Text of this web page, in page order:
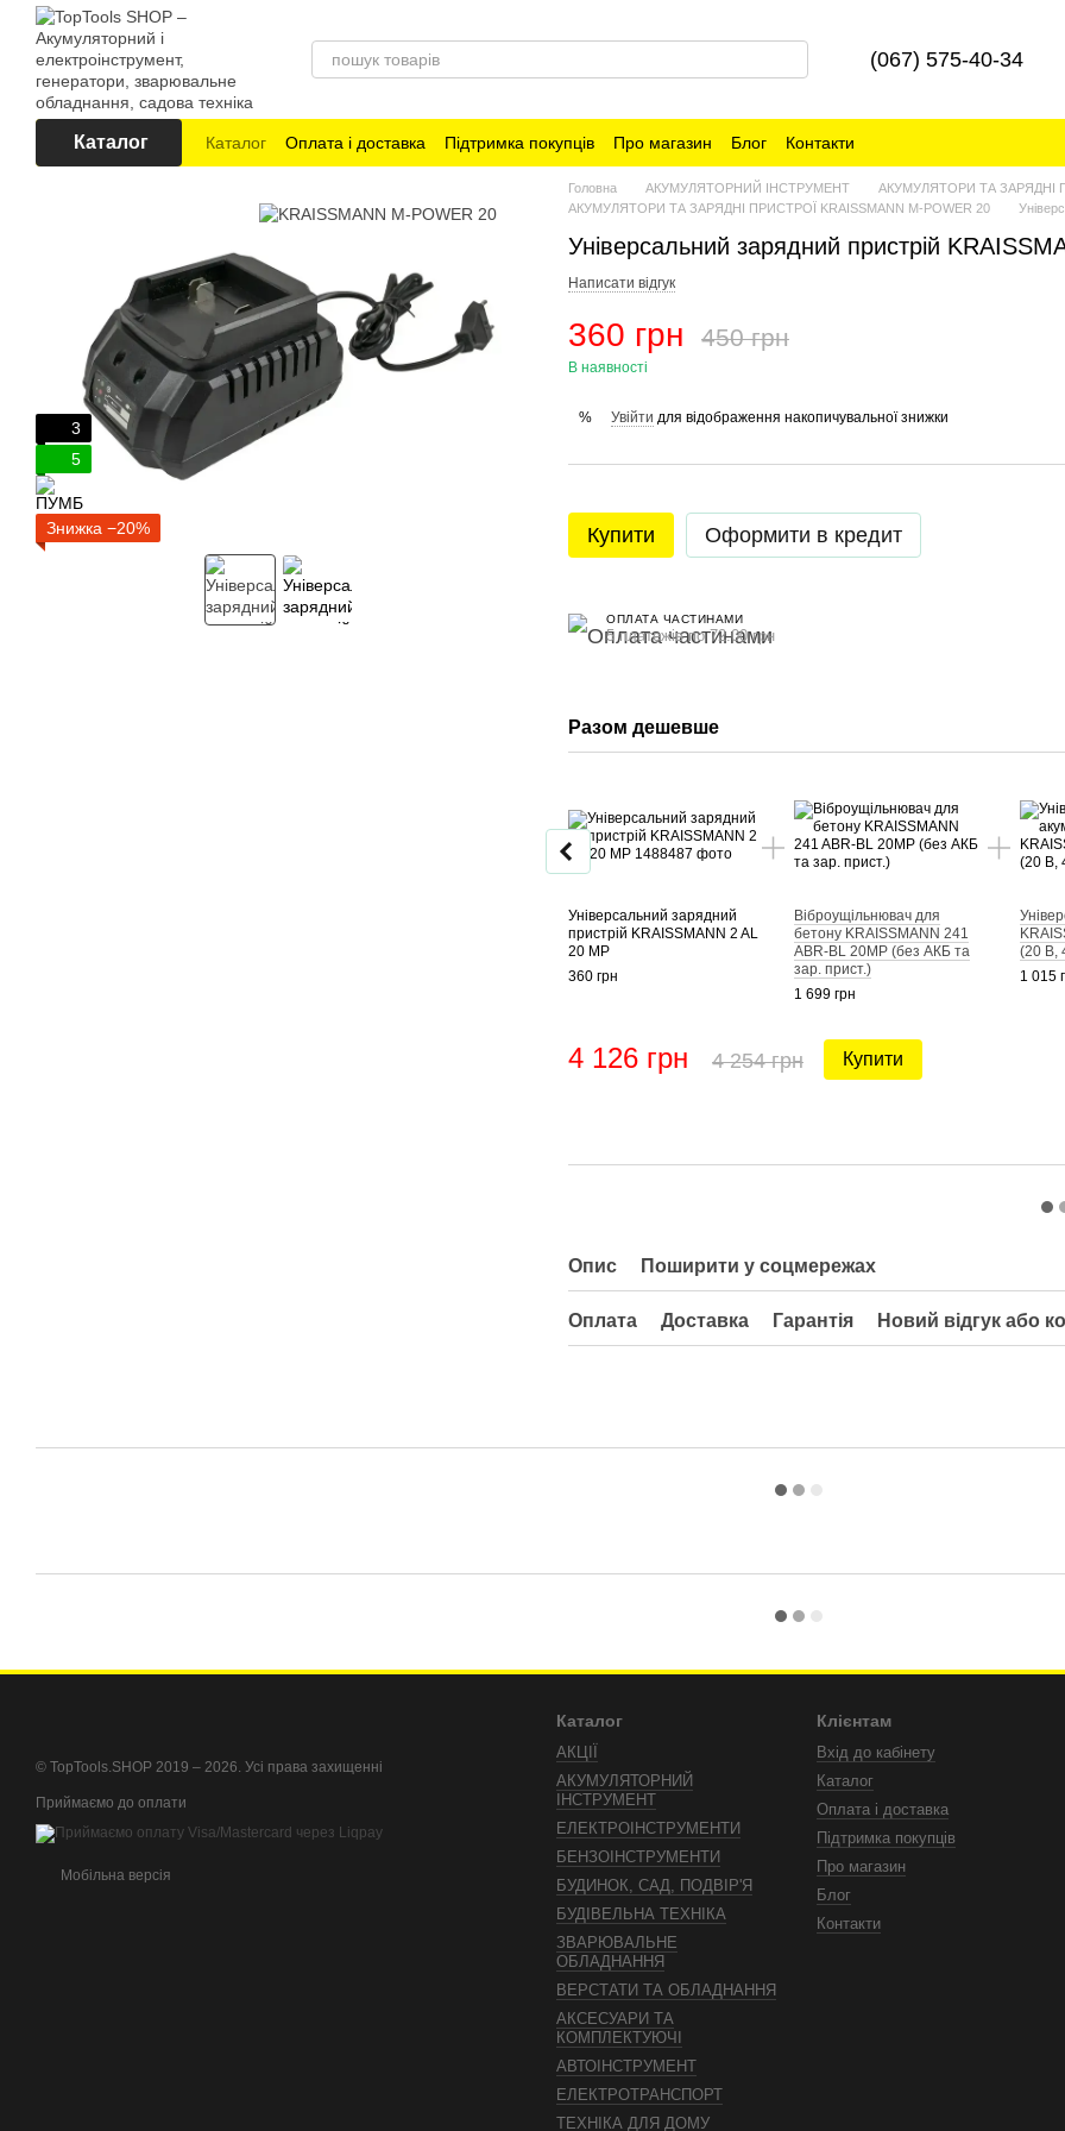
Перейти до основного контенту
(067) 575-40-34
Каталог Каталог Оплата і доставка Підтримка покупців Про магазин Блог Контакти
3
5
Знижка −20%
Головна АКУМУЛЯТОРНИЙ ІНСТРУМЕНТ
АКУМУЛЯТОРИ ТА ЗАРЯДНІ
АКУМУЛЯТОРИ ТА ЗАРЯДНІ ПРИСТРОЇ KRAISSMANN M-POWER 20
Універсальний зарядний пристрій
Написати відгук
360 грн 450 грн
В наявності
% Увійти для відображення накопичувальної знижки
Купити Оформити в кредит
ОПЛАТА ЧАСТИНАМИ
5 платежів по 72.00 грн
Разом дешевше
Універсальний зарядний
пристрій KRAISSMANN 2 AL
20 MP
360 грн
Віброущільнювач для
бетону KRAISSMANN 241
ABR-BL 20MP (без АКБ та
зар. прист.)
1 699 грн
(20 В,
1 015
4 126 грн 4 254 грн Купити
Опис Поширити у соцмережах
Оплата Доставка Гарантія Новий відгук або
© TopTools.SHOP 2019 – 2026. Усі права захищенні
Приймаємо до оплати
Мобільна версія
Каталог
АКЦІЇ
АКУМУЛЯТОРНИЙ
ІНСТРУМЕНТ
ЕЛЕКТРОІНСТРУМЕНТИ
БЕНЗОІНСТРУМЕНТИ
БУДИНОК, САД, ПОДВІР'Я
БУДІВЕЛЬНА ТЕХНІКА
ЗВАРЮВАЛЬНЕ
ОБЛАДНАННЯ
ВЕРСТАТИ ТА ОБЛАДНАННЯ
АКСЕСУАРИ ТА
КОМПЛЕКТУЮЧІ
АВТОІНСТРУМЕНТ
ЕЛЕКТРОТРАНСПОРТ
ТЕХНІКА ДЛЯ ДОМУ
Клієнтам
Вхід до кабінету
Каталог
Оплата і доставка
Підтримка покупців
Про магазин
Блог
Контакти